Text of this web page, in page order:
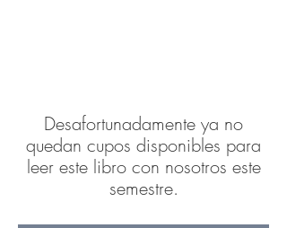
Desafortunadamente ya no
quedan cupos disponibles para
leer este libro con nosotros este
semestre.